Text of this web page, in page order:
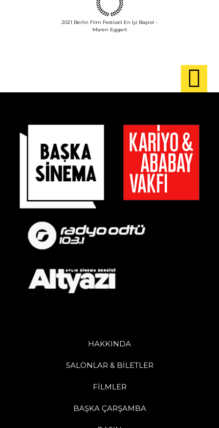
2021 Berlin Film Festivali En İyi Başrol -
Maren Eggert
HAKKINDA
SALONLAR & BİLETLER
FİLMLER
BAŞKA ÇARŞAMBA